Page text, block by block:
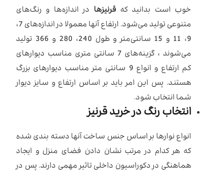
خوب است بدانید کهقرنیزها در اندازه‌ها و رنگ‌های
متنوعی تولید می‌شود. ارتفاع آنها معمولا در اندازه‌های 7،
9، 11 و 15 سانتی‌متر و طول 240، 280 و 366 تولید
می‌شوند ، گزینه‌های 7 سانتی متری مناسب دیوار‌های
کم ارتفاع و انواع 9 سانتی متر مناسب دیوار‌های بزرگ
هستند. پس این امر باید بر اساس ارتفاع و سایز دیوار
شما انتخاب شود.
انتخاب رنگ در خرید قرنیز
انواع نوارها بر اساس جنس ساخت آنها دسته بندی شده
که هر کدام در مرتب نشان دادن فضای منزل و ایجاد
هماهنگی در دکوراسیون داخلی تاثیر مهمی دارند. پس در